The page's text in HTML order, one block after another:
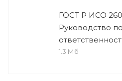
ГОСТ Р ИСО
Руководство
1.3 Мб